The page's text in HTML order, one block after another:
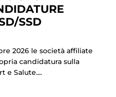
SSD
2026 le società affiliate
candidatura sulla
e Salute....